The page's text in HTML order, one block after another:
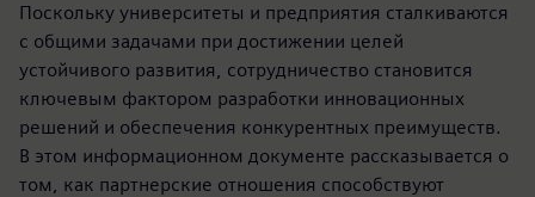
Поскольку университеты и предприятия сталкиваются
с общими задачами при достижении целей
устойчивого развития, сотрудничество становится
ключевым фактором разработки инновационных
решений и обеспечения конкурентных преимуществ.
В этом информационном документе рассказывается о
том, как партнерские отношения способствуют